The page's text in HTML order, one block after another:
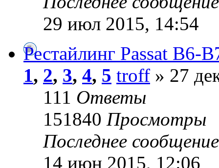
29 июл 2015, 14:54
Рестайлинг Passat B6-
1, 2, 3, 4, 5 troff » 27
111 Ответы
151840 Просмотры
Последнее
14 июн 2015, 12:06